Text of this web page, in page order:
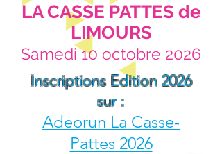
LA CASSE PATTES de
LIMOURS
Samedi 10 octobre 2026
Inscriptions Edition 2026
sur :
Adeorun La Casse-
Pattes 2026